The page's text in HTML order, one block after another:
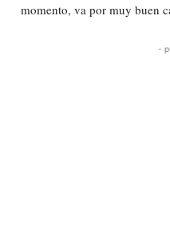
momento, va por muy buen
-